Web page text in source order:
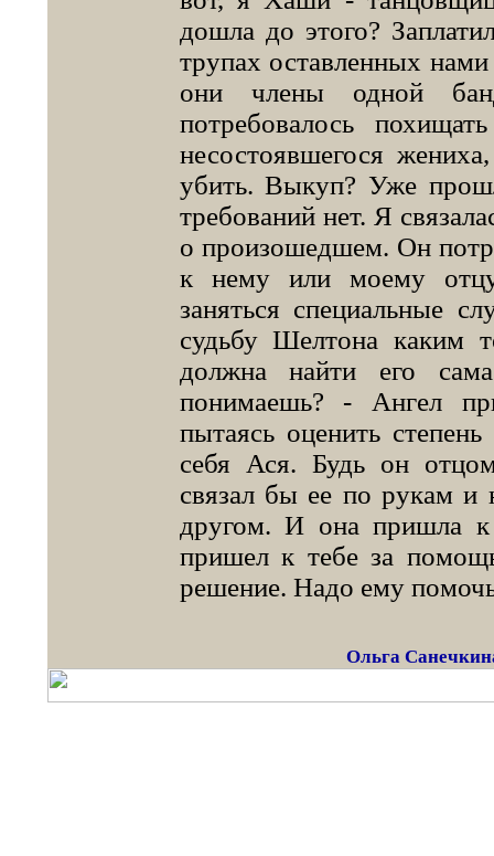
дошла до этого?
трупах оставленных
они члены одной
потребовалось
несостоявшегося
убить. Выкуп? Уже
требований нет. Я
о произошедшем. Он
к нему или моему
заняться специальные
судьбу Шелтона каким
должна найти его
понимаешь? - Ангел
пытаясь оценить
себя Ася. Будь он
связал бы ее по рукам
другом. И она пришла
пришел к тебе за
решение. Надо ему
Ольга